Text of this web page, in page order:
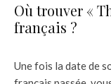
Où trouver «
français ?
Une fois la date de